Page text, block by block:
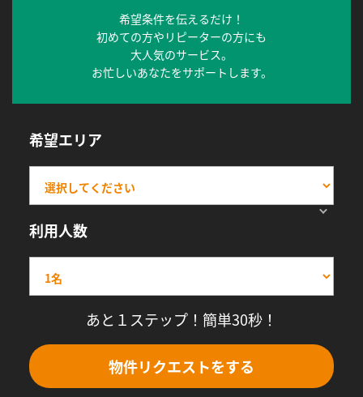
希望条件を伝えるだけ！
初めての方やリピーターの方にも
大人気のサービス。
お忙しいあなたをサポートします。
希望エリア
利用人数
あと１ステップ！簡単30秒！
物件リクエストをする